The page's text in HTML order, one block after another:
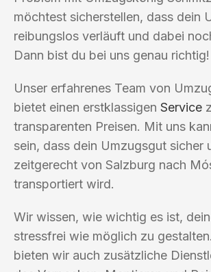
möchtest sicherstellen, dass dein
reibungslos verläuft und dabei
Dann bist du bei uns genau richtig!
Unser erfahrenes Team von
bietet einen erstklassigen Service
transparenten Preisen. Mit uns
sein, dass dein Umzugsgut sicher
zeitgerecht von Salzburg nach
transportiert wird.
Wir wissen, wie wichtig es ist,
stressfrei wie möglich zu
bieten wir auch zusätzliche